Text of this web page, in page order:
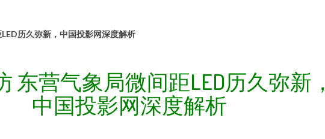
历久弥新，中国投影网深度解析
东营气象局微间距LED历久弥新，
中国投影网深度解析